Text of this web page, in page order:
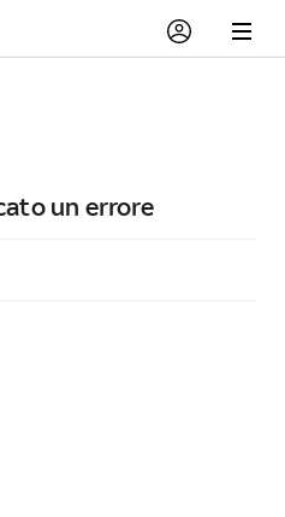
un errore